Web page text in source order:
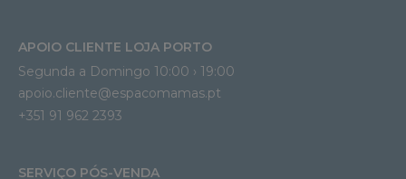
APOIO CLIENTE LOJA PORTO
Segunda a Domingo 10:00 › 19:00
apoio.cliente@espacomamas.pt
+351 91 962 2393
SERVIÇO PÓS-VENDA